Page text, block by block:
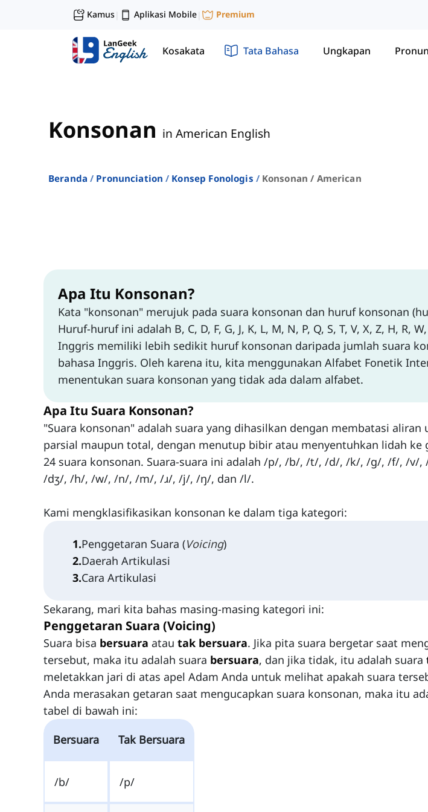
Kamus| Aplikasi Mobile| Premium
Kosakata Tata Bahasa Ungkapan
Konsonan in American English
Beranda Pronunciation Konsep Fonologis Konsonan / American
Apa Itu Konsonan?
Kata "konsonan" merujuk pada suara konsonan dan huruf konsonan
Huruf-huruf ini adalah B, C, D, F, G, J, K, L, M, N, P, Q, S, T, V, X, Z, H, R,
Inggris memiliki lebih sedikit huruf konsonan daripada jumlah suara
bahasa Inggris. Oleh karena itu, kita menggunakan Alfabet Fonetik
menentukan suara konsonan yang tidak ada dalam alfabet.
Apa Itu Suara Konsonan?
"Suara konsonan" adalah suara yang dihasilkan dengan membatasi aliran
parsial maupun total, dengan menutup bibir atau menyentuhkan lidah ke
24 suara konsonan. Suara-suara ini adalah /p/, /b/, /t/, /d/, /k/, /g/, /f/, /v/,
/dʒ/, /h/, /w/, /n/, /m/, /ɹ/, /j/, /ŋ/, dan /l/.
Kami mengklasifikasikan konsonan ke dalam tiga kategori:
1.Penggetaran Suara (Voicing)
2.Daerah Artikulasi
3.Cara Artikulasi
Sekarang, mari kita bahas masing-masing kategori ini:
Penggetaran Suara (Voicing)
Suara bisa bersuara atau tak bersuara. Jika pita suara bergetar saat
tersebut, maka itu adalah suara bersuara, dan jika tidak, itu adalah suara
meletakkan jari di atas apel Adam Anda untuk melihat apakah suara
Anda merasakan getaran saat mengucapkan suara konsonan, maka itu
tabel di bawah ini:
Bersuara
Tak Bersuara
/b/ /p/